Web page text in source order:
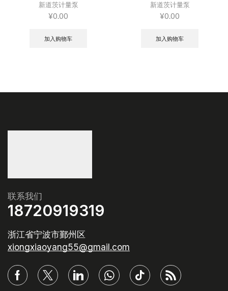
新道茨计量泵
¥0.00
加入购物车
新道茨计量泵
¥0.00
加入购物车
联系我们
18720919319
浙江省宁波市鄞州区
xiongxiaoyang55@gmail.com